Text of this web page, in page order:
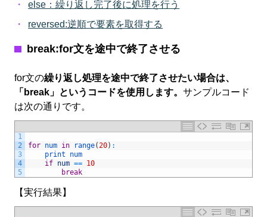
else：繰り返し完了後に処理を行う
reversed:逆順で要素を取得する
break:for文を途中で終了させる
for文の繰り返し処理を途中で終了させたい場合は、
「break」というコードを使用します。 サンプルコード
は次の通りです。
1
2
3
4
5
for num in range(20) :
print num
if num == 10
break
【実行結果】